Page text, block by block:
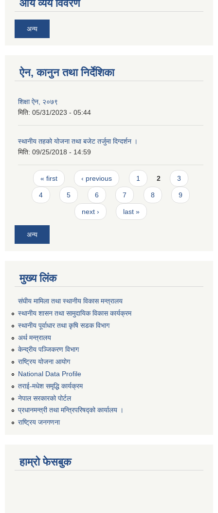
आय व्यय विवरण
अन्य
ऐन, कानुन तथा निर्देशिका
शिक्षा ऐन, २०७९
मिति: 05/31/2023 - 05:44
स्थानीय तहको योजना तथा बजेट तर्जुमा दिग्दर्शन ।
मिति: 09/25/2018 - 14:59
Pages
« first ‹ previous 1 2 3
4 5 6 7 8 9
next › last »
अन्य
मुख्य लिंक
संघीय मामिला तथा स्थानीय विकास मन्त्रालय
स्थानीय शासन तथा सामुदायिक विकास कार्यक्रम
स्थानीय पूर्वाधार तथा कृषि सडक विभाग
अर्थ मन्त्रालय
केन्द्रीय पञ्जिकरण विभाग
राष्ट्रिय योजना आयोग
National Data Profile
तराई-मधेश समृद्धि कार्यक्रम
नेपाल सरकारको पोर्टल
प्रधानमन्त्री तथा मन्त्रिपरिषद्को कार्यालय ।
राष्ट्रिय जनगणना
हाम्रो फेसबुक